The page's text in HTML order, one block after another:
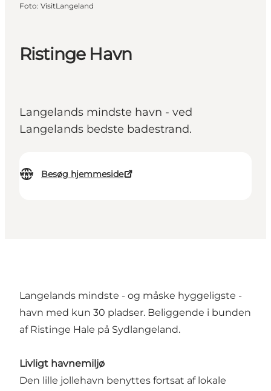
Ristinge Havn
Langelands mindste havn - ved
Langelands bedste badestrand.
Besøg hjemmeside
Foto: VisitLangeland
Langelands mindste - og måske hyggeligste -
havn med kun 30 pladser. Beliggende i bunden
af Ristinge Hale på Sydlangeland.
Livligt havnemiljø
Den lille jollehavn benyttes fortsat af lokale